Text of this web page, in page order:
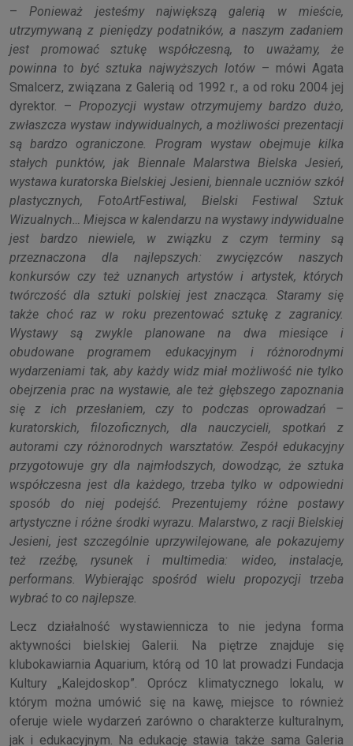
– Ponieważ jesteśmy największą galerią w mieście,
utrzymywaną z pieniędzy podatników, a naszym zadaniem
jest promować sztukę współczesną, to uważamy, że
powinna to być sztuka najwyższych lotów– mówi Agata
Smalcerz, związana z Galerią od 1992 r., a od roku 2004 jej
dyrektor. – Propozycji wystaw otrzymujemy bardzo dużo,
zwłaszcza wystaw indywidualnych, a możliwości prezentacji
są bardzo ograniczone. Program wystaw obejmuje kilka
stałych punktów, jak Biennale Malarstwa Bielska Jesień,
wystawa kuratorska Bielskiej Jesieni, biennale uczniów szkół
plastycznych, FotoArtFestiwal, Bielski Festiwal Sztuk
Wizualnych… Miejsca w kalendarzu na wystawy indywidualne
jest bardzo niewiele, w związku z czym terminy są
przeznaczona dla najlepszych: zwycięzców naszych
konkursów czy też uznanych artystów i artystek, których
twórczość dla sztuki polskiej jest znacząca. Staramy się
także choć raz w roku prezentować sztukę z zagranicy.
Wystawy są zwykle planowane na dwa miesiące i
obudowane programem edukacyjnym i różnorodnymi
wydarzeniami tak, aby każdy widz miał możliwość nie tylko
obejrzenia prac na wystawie, ale też głębszego zapoznania
się z ich przesłaniem, czy to podczas oprowadzań –
kuratorskich, filozoficznych, dla nauczycieli, spotkań z
autorami czy różnorodnych warsztatów. Zespół edukacyjny
przygotowuje gry dla najmłodszych, dowodząc, że sztuka
współczesna jest dla każdego, trzeba tylko w odpowiedni
sposób do niej podejść. Prezentujemy różne postawy
artystyczne i różne środki wyrazu. Malarstwo, z racji Bielskiej
Jesieni, jest szczególnie uprzywilejowane, ale pokazujemy
też rzeźbę, rysunek i multimedia: wideo, instalacje,
performans. Wybierając spośród wielu propozycji trzeba
wybrać to co najlepsze.
Lecz działalność wystawiennicza to nie jedyna forma
aktywności bielskiej Galerii. Na piętrze znajduje się
klubokawiarnia Aquarium, którą od 10 lat prowadzi Fundacja
Kultury „Kalejdoskop”. Oprócz klimatycznego lokalu, w
którym można umówić się na kawę, miejsce to również
oferuje wiele wydarzeń zarówno o charakterze kulturalnym,
jak i edukacyjnym. Na edukację stawia także sama Galeria